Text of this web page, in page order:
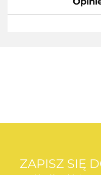
ZAPISZ SIĘ